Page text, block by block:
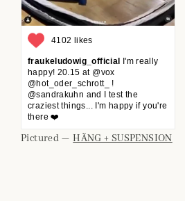
4102 likes
fraukeludowig_official
I'm really
happy! 20.15 at @vox
@hot_oder_schrott_ !
@sandrakuhn and I test the
craziest things... I'm happy if you're
there ❤️
Pictured —HÄNG + SUSPENSION